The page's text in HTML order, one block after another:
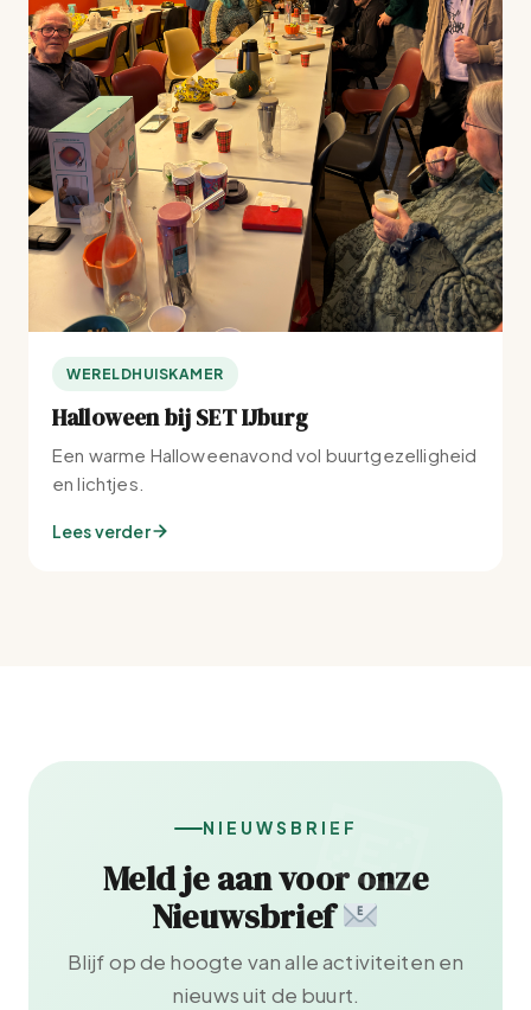
WERELDHUISKAMER
Halloween bij SET IJburg
Een warme Halloweenavond vol buurtgezelligheid
en lichtjes.
Lees verder
NIEUWSBRIEF
Meld je aan voor onze
Nieuwsbrief
Blijf op de hoogte van alle activiteiten en
nieuws uit de buurt.